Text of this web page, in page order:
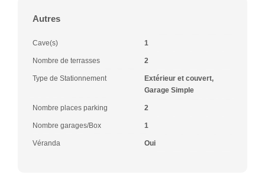
Autres
Cave(s) 1
Nombre de terrasses 2
Type de Stationnement
Extérieur et couvert,
Garage Simple
Nombre places parking 2
Nombre garages/Box 1
Véranda Oui